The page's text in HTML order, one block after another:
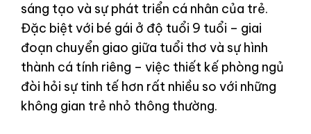
sáng tạo và sự phát triển cá nhân của trẻ.
Đặc biệt với bé gái ở độ tuổi 9 tuổi – giai
đoạn chuyển giao giữa tuổi thơ và sự hình
thành cá tính riêng – việc thiết kế phòng ngủ
đòi hỏi sự tinh tế hơn rất nhiều so với những
không gian trẻ nhỏ thông thường.